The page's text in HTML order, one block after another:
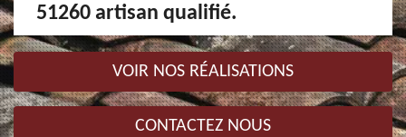
51260 artisan qualifié.
VOIR NOS RÉALISATIONS
CONTACTEZ NOUS